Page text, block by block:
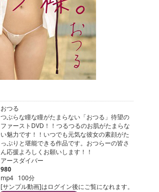
おつる
つぶらな瞳な瞳がたまらない「おつる」待望の
ファーストDVD！！つるつるのお肌がたまらな
い魅力です！！いつでも元気な彼女の素顔がた
っぷりと堪能できる作品です。おつらーの皆さ
ん応援よろしくお願いします！！
アースダイバー
980
mp4 100分
[サンプル動画]はログイン後にご覧になれます。